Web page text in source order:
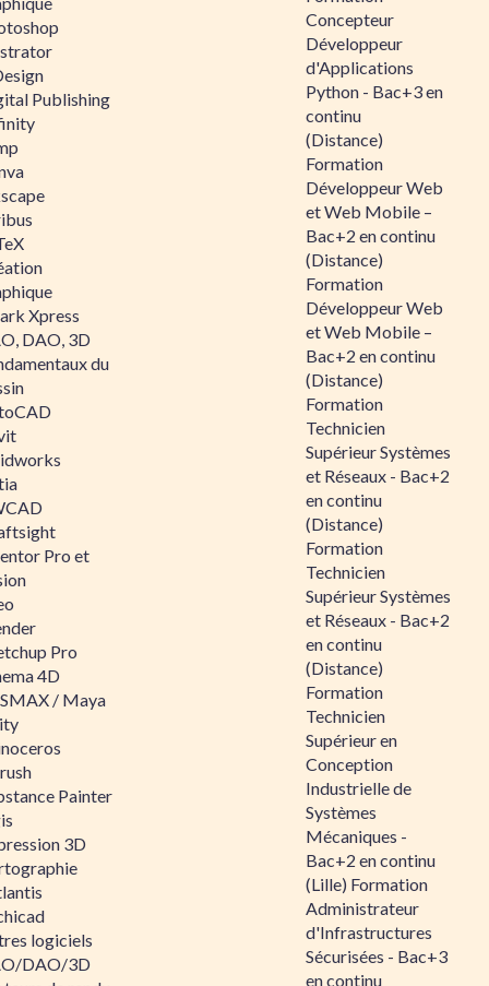
Publishing
Xpress
DAO, 3D
du
Pro et
Pro
4D
/ Maya
Painter
3D
logiciels
DAO/3D
Concepteur
Développeur
d'Applications
Python - Bac+3 en
continu
(Distance)
Formation
Développeur Web
et Web Mobile –
Bac+2 en continu
(Distance)
Formation
Développeur Web
et Web Mobile –
Bac+2 en continu
(Distance)
Formation
Technicien
Supérieur Systèmes
et Réseaux - Bac+2
en continu
(Distance)
Formation
Technicien
Supérieur Systèmes
et Réseaux - Bac+2
en continu
(Distance)
Formation
Technicien
Supérieur en
Conception
Industrielle de
Systèmes
Mécaniques -
Bac+2 en continu
(Lille) Formation
Administrateur
d'Infrastructures
Sécurisées - Bac+3
en continu